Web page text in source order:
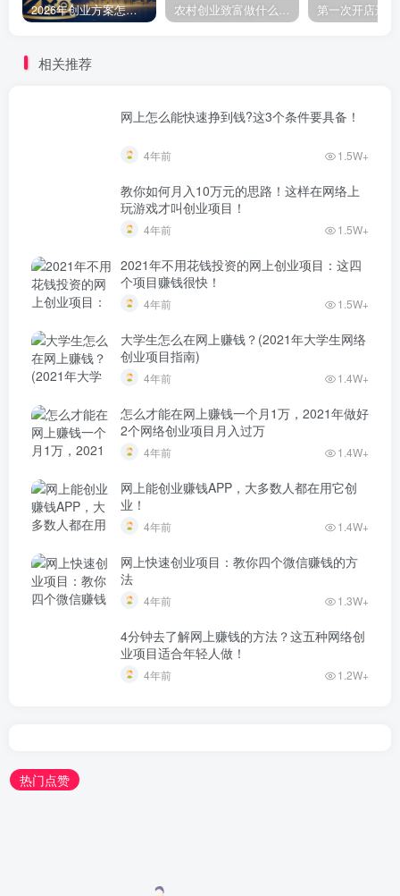
2026年创业方案怎么做？从零起步的完整规划步骤
相关推荐
网上怎么能快速挣到钱?这3个条件要具备！
4年前 1.5W+
教你如何月入10万元的思路！这样在网络上
玩游戏才叫创业项目！
4年前 1.5W+
2021年不用花钱投资的网上创业项目：这四
个项目赚钱很快！
4年前 1.5W+
大学生怎么在网上赚钱？(2021年大学生网络
创业项目指南)
4年前 1.4W+
怎么才能在网上赚钱一个月1万，2021年做好
2个网络创业项目月入过万
4年前 1.4W+
网上能创业赚钱APP，大多数人都在用它创
业！
4年前 1.4W+
网上快速创业项目：教你四个微信赚钱的方
法
4年前 1.3W+
4分钟去了解网上赚钱的方法？这五种网络创
业项目适合年轻人做！
4年前 1.2W+
热门点赞